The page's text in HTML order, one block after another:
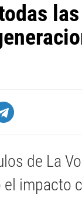
de La
impacto